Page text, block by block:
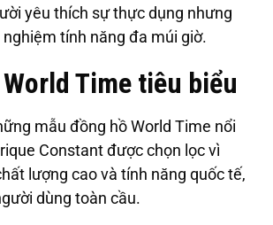
yêu thích sự thực dụng nhưng
tính năng đa múi giờ.
Time tiêu biểu
mẫu đồng hồ World Time nổi
Constant được chọn lọc vì
lượng cao và tính năng quốc tế,
dùng toàn cầu.